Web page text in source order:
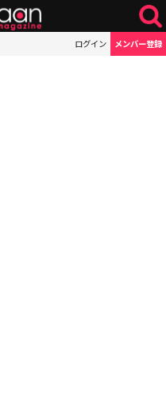
ログイン メンバー登録